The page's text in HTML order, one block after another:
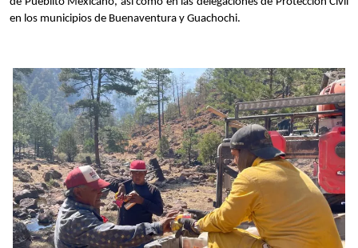
en los municipios de Buenaventura y Guachochi.